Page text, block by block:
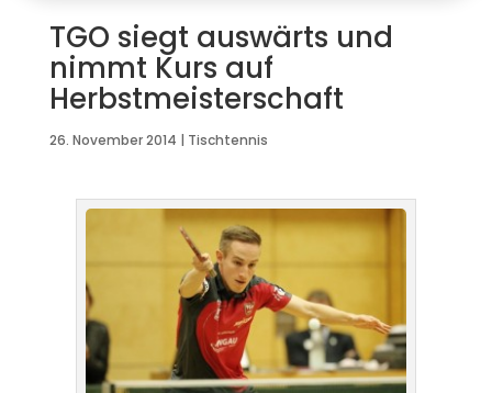
TGO siegt auswärts und
nimmt Kurs auf
Herbstmeisterschaft
26. November 2014 | Tischtennis